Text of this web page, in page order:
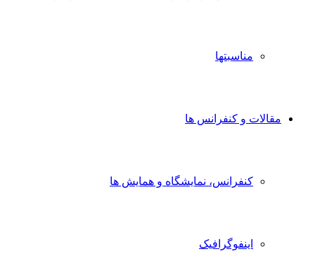
مناسبتها
مقالات و کنفرانس ها
کنفرانس، نمایشگاه و همایش ها
اینفوگرافیک